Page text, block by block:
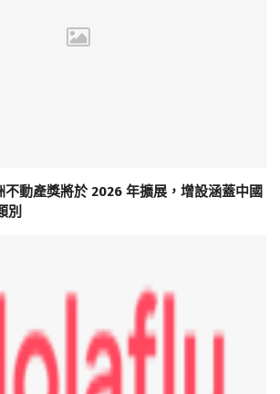
動產獎將於 2026 年擴展，增設涵蓋中國
別